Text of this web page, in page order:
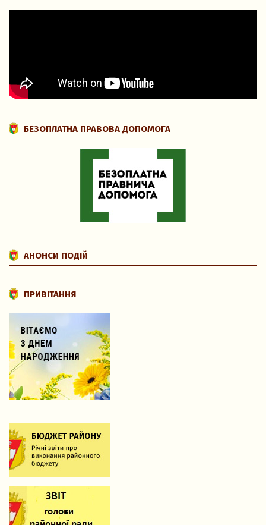
БЕЗОПЛАТНА ПРАВОВА ДОПОМОГА
АНОНСИ ПОДІЙ
ПРИВІТАННЯ